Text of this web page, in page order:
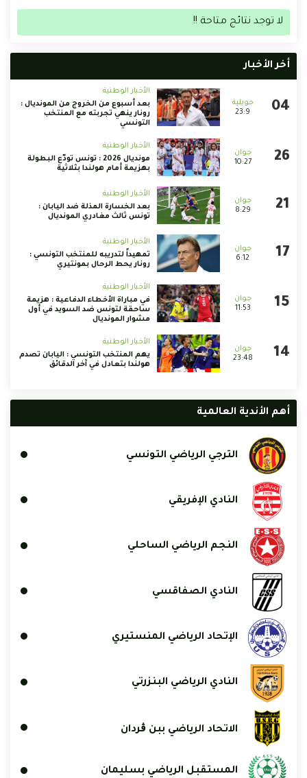
لا توجد نتائج متاحة !!
أخر الأخبار
23:9
الأخبار الوطنية
بعد أسبوع من الخروج من المونديال :
رونار ينهي تجربته مع المنتخب
التونسي
10:27
الأخبار الوطنية
مونديال 2026 : تونس تودّع البطولة
بهزيمة أمام هولندا بثلاثية
8:29
الأخبار الوطنية
بعد الخسارة المذلة ضد اليابان :
تونس ثالث مغادري المونديال
6:12
الأخبار الوطنية
تمهيداً لتدريبه للمنتخب التونسي :
رونار يحط الرحال بمونتيري
11:53
الأخبار الوطنية
في مباراة الأخطاء الدفاعية : هزيمة
ساحقة لتونس ضد السويد في أول
مشوار المونديال
23:48
الأخبار الوطنية
يهم المنتخب التونسي : اليابان تصدم
هولندا بتعادل في آخر الدقائق
أهم الأندية العالمية
الترجي الرياضي التونسي
النادي الإفريقي
النجم الرياضي الساحلي
النادي الصفاقسي
الإتحاد الرياضي المنستيري
النادي الرياضي البنزرتي
الاتحاد الرياضي ببن ڨردان
المستقبل الرياضي بسليمان